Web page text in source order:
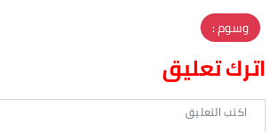
وسوم :
اترك تعليق